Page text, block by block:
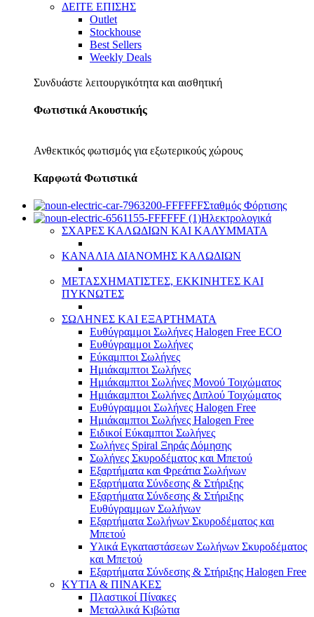
ΔΕΙΤΕ ΕΠΙΣΗΣ
Outlet
Stockhouse
Best Sellers
Weekly Deals
Συνδυάστε λειτουργικότητα και αισθητική
Φωτιστικά Ακουστικής
Ανθεκτικός φωτισμός για εξωτερικούς χώρους
Καρφωτά Φωτιστικά
Σταθμός Φόρτισης
Ηλεκτρολογικά
ΣΧΑΡΕΣ ΚΑΛΩΔΙΩΝ ΚΑΙ ΚΑΛΥΜΜΑΤΑ
ΚΑΝΑΛΙΑ ΔΙΑΝΟΜΗΣ ΚΑΛΩΔΙΩΝ
ΜΕΤΑΣΧΗΜΑΤΙΣΤΕΣ, ΕΚΚΙΝΗΤΕΣ ΚΑΙ
ΠΥΚΝΩΤΕΣ
ΣΩΛΗΝΕΣ ΚΑΙ ΕΞΑΡΤΗΜΑΤΑ
Ευθύγραμμοι Σωλήνες Halogen Free ECO
Ευθύγραμμοι Σωλήνες
Εύκαμπτοι Σωλήνες
Ημιάκαμπτοι Σωλήνες
Ημιάκαμπτοι Σωλήνες Μονού Τοιχώματος
Ημιάκαμπτοι Σωλήνες Διπλού Τοιχώματος
Ευθύγραμμοι Σωλήνες Halogen Free
Ημιάκαμπτοι Σωλήνες Halogen Free
Ειδικοί Εύκαμπτοι Σωλήνες
Σωλήνες Spiral Ξηράς Δόμησης
Σωλήνες Σκυροδέματος και Μπετού
Εξαρτήματα και Φρεάτια Σωλήνων
Εξαρτήματα Σύνδεσης & Στήριξης
Εξαρτήματα Σύνδεσης & Στήριξης
Ευθύγραμμων Σωλήνων
Εξαρτήματα Σωλήνων Σκυροδέματος και
Μπετού
Υλικά Εγκαταστάσεων Σωλήνων Σκυροδέματος
και Μπετού
Εξαρτήματα Σύνδεσης & Στήριξης Halogen Free
ΚΥΤΙΑ & ΠΙΝΑΚΕΣ
Πλαστικοί Πίνακες
Μεταλλικά Κιβώτια